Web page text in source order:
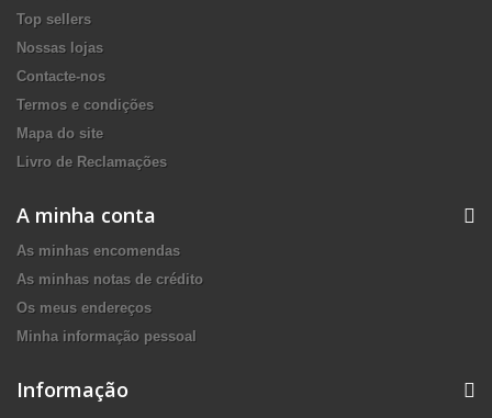
Top sellers
Nossas lojas
Contacte-nos
Termos e condições
Mapa do site
Livro de Reclamações
A minha conta
As minhas encomendas
As minhas notas de crédito
Os meus endereços
Minha informação pessoal
Informação